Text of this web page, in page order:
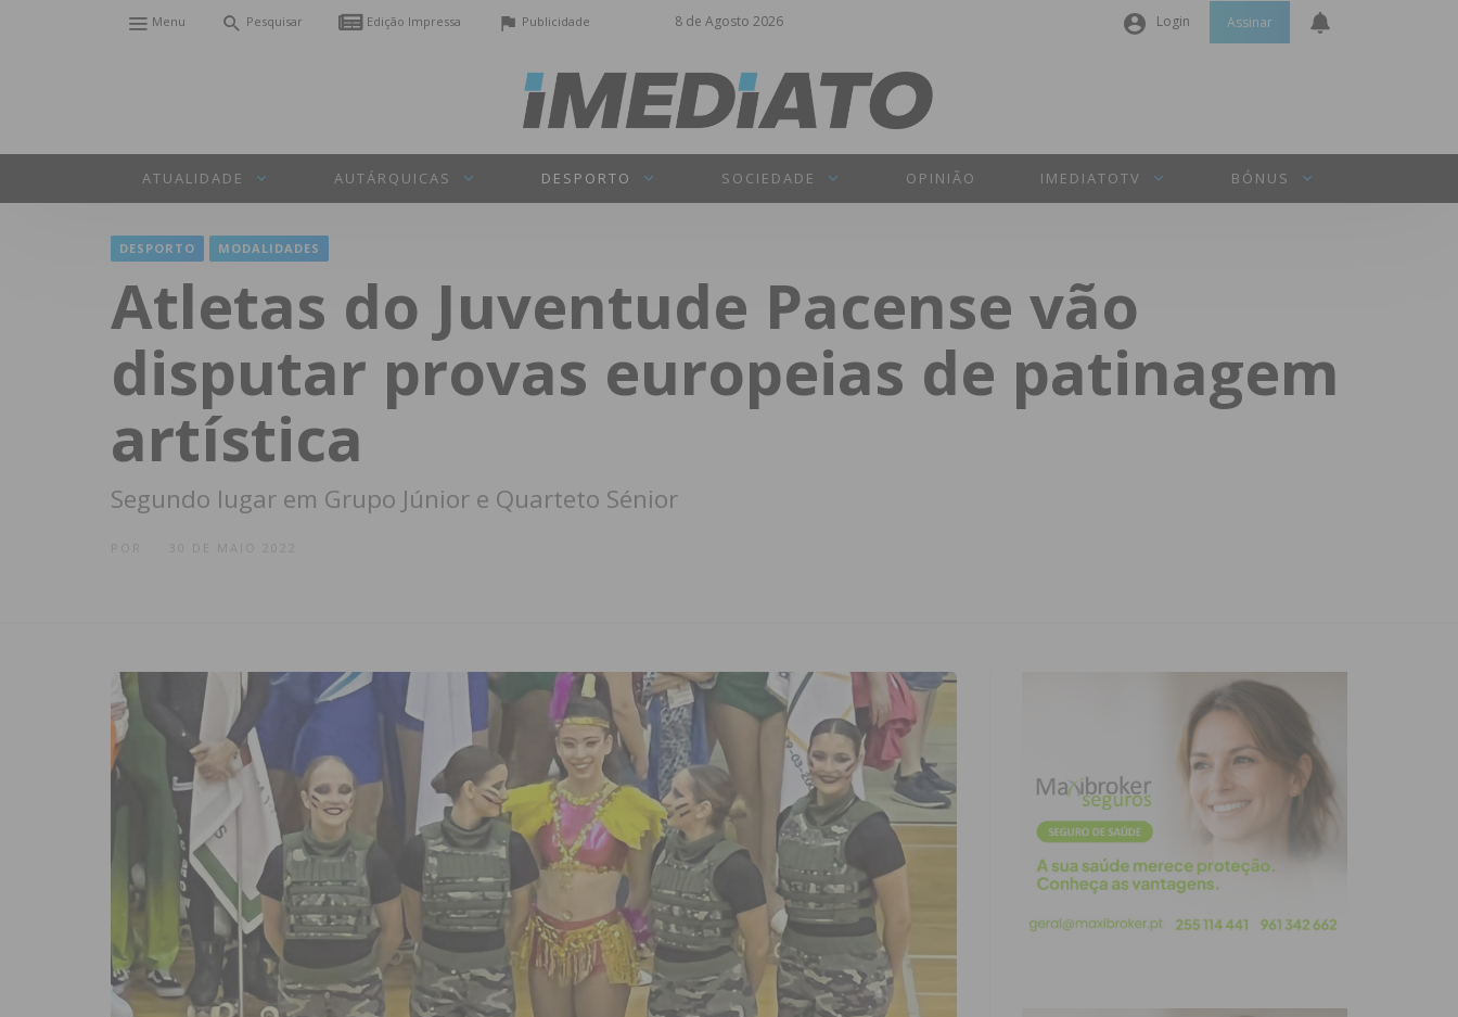
8 de Agosto 2026
Menu Pesquisar Edição Impressa Publicidade Login
Senha
Perdeu a sua senha?
Assinar
ATUALIDADE AUTÁRQUICAS DESPORTO SOCIEDADE OPINIÃO IMEDIATOTV BÓNUS
DESPORTO MODALIDADES
Atletas do Juventude Pacense vão
disputar provas europeias de patinagem
artística
Segundo lugar em Grupo Júnior e Quarteto Sénior
30 DE MAIO 2022